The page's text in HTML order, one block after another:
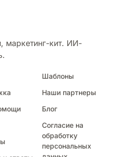
маркетинг-кит. ИИ-
Шаблоны
Наши партнеры
Блог
Согласие на
обработку
персональных